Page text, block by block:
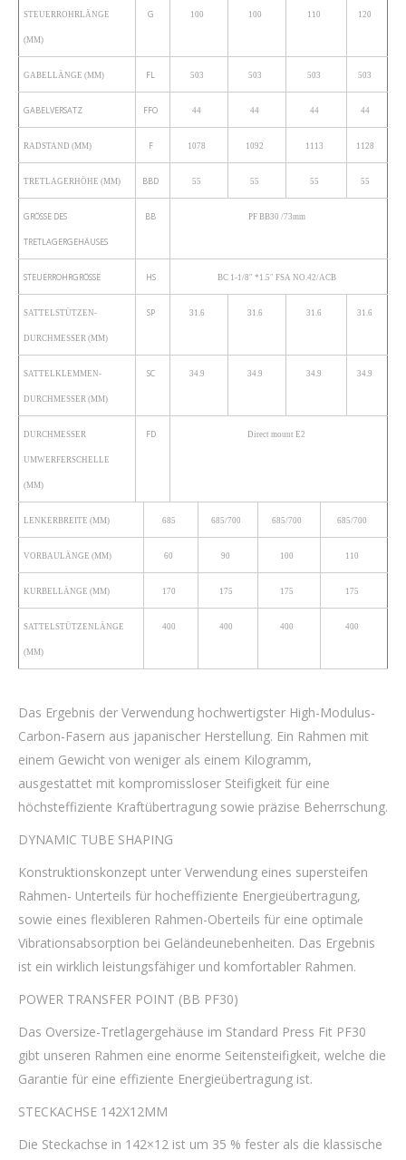
STEUERROHRLÄNGE
(MM)
G 100 100 110 120
GABELLÄNGE (MM) FL 503 503 503 503
GABELVERSATZ FFO 44 44 44 44
RADSTAND (MM) F 1078 1092 1113 1128
TRETLAGERHÖHE (MM) BBD 55 55 55 55
GRÖSSE DES
TRETLAGERGEHÄUSES
BB PF BB30 /73mm
STEUERROHRGRÖSSE HS BC 1-1/8″ *1.5″ FSA NO.42/ACB
SATTELSTÜTZEN-
DURCHMESSER (MM)
SP 31.6 31.6 31.6 31.6
SATTELKLEMMEN-
DURCHMESSER (MM)
SC 34.9 34.9 34.9 34.9
DURCHMESSER
UMWERFERSCHELLE
(MM)
FD Direct mount E2
LENKERBREITE (MM) 685 685/700 685/700 685/700
VORBAULÄNGE (MM) 60 90 100 110
KURBELLÄNGE (MM) 170 175 175 175
SATTELSTÜTZENLÄNGE
(MM)
400 400 400 400
Das Ergebnis der Verwendung hochwertigster High-Modulus-
Carbon-Fasern aus japanischer Herstellung. Ein Rahmen mit
einem Gewicht von weniger als einem Kilogramm,
ausgestattet mit kompromissloser Steifigkeit für eine
höchsteffiziente Kraftübertragung sowie präzise Beherrschung.
DYNAMIC TUBE SHAPING
Konstruktionskonzept unter Verwendung eines supersteifen
Rahmen- Unterteils für hocheffiziente Energieübertragung,
sowie eines flexibleren Rahmen-Oberteils für eine optimale
Vibrationsabsorption bei Geländeunebenheiten. Das Ergebnis
ist ein wirklich leistungsfähiger und komfortabler Rahmen.
POWER TRANSFER POINT (BB PF30)
Das Oversize-Tretlagergehäuse im Standard Press Fit PF30
gibt unseren Rahmen eine enorme Seitensteifigkeit, welche die
Garantie für eine effiziente Energieübertragung ist.
STECKACHSE 142X12MM
Die Steckachse in 142×12 ist um 35 % fester als die klassische